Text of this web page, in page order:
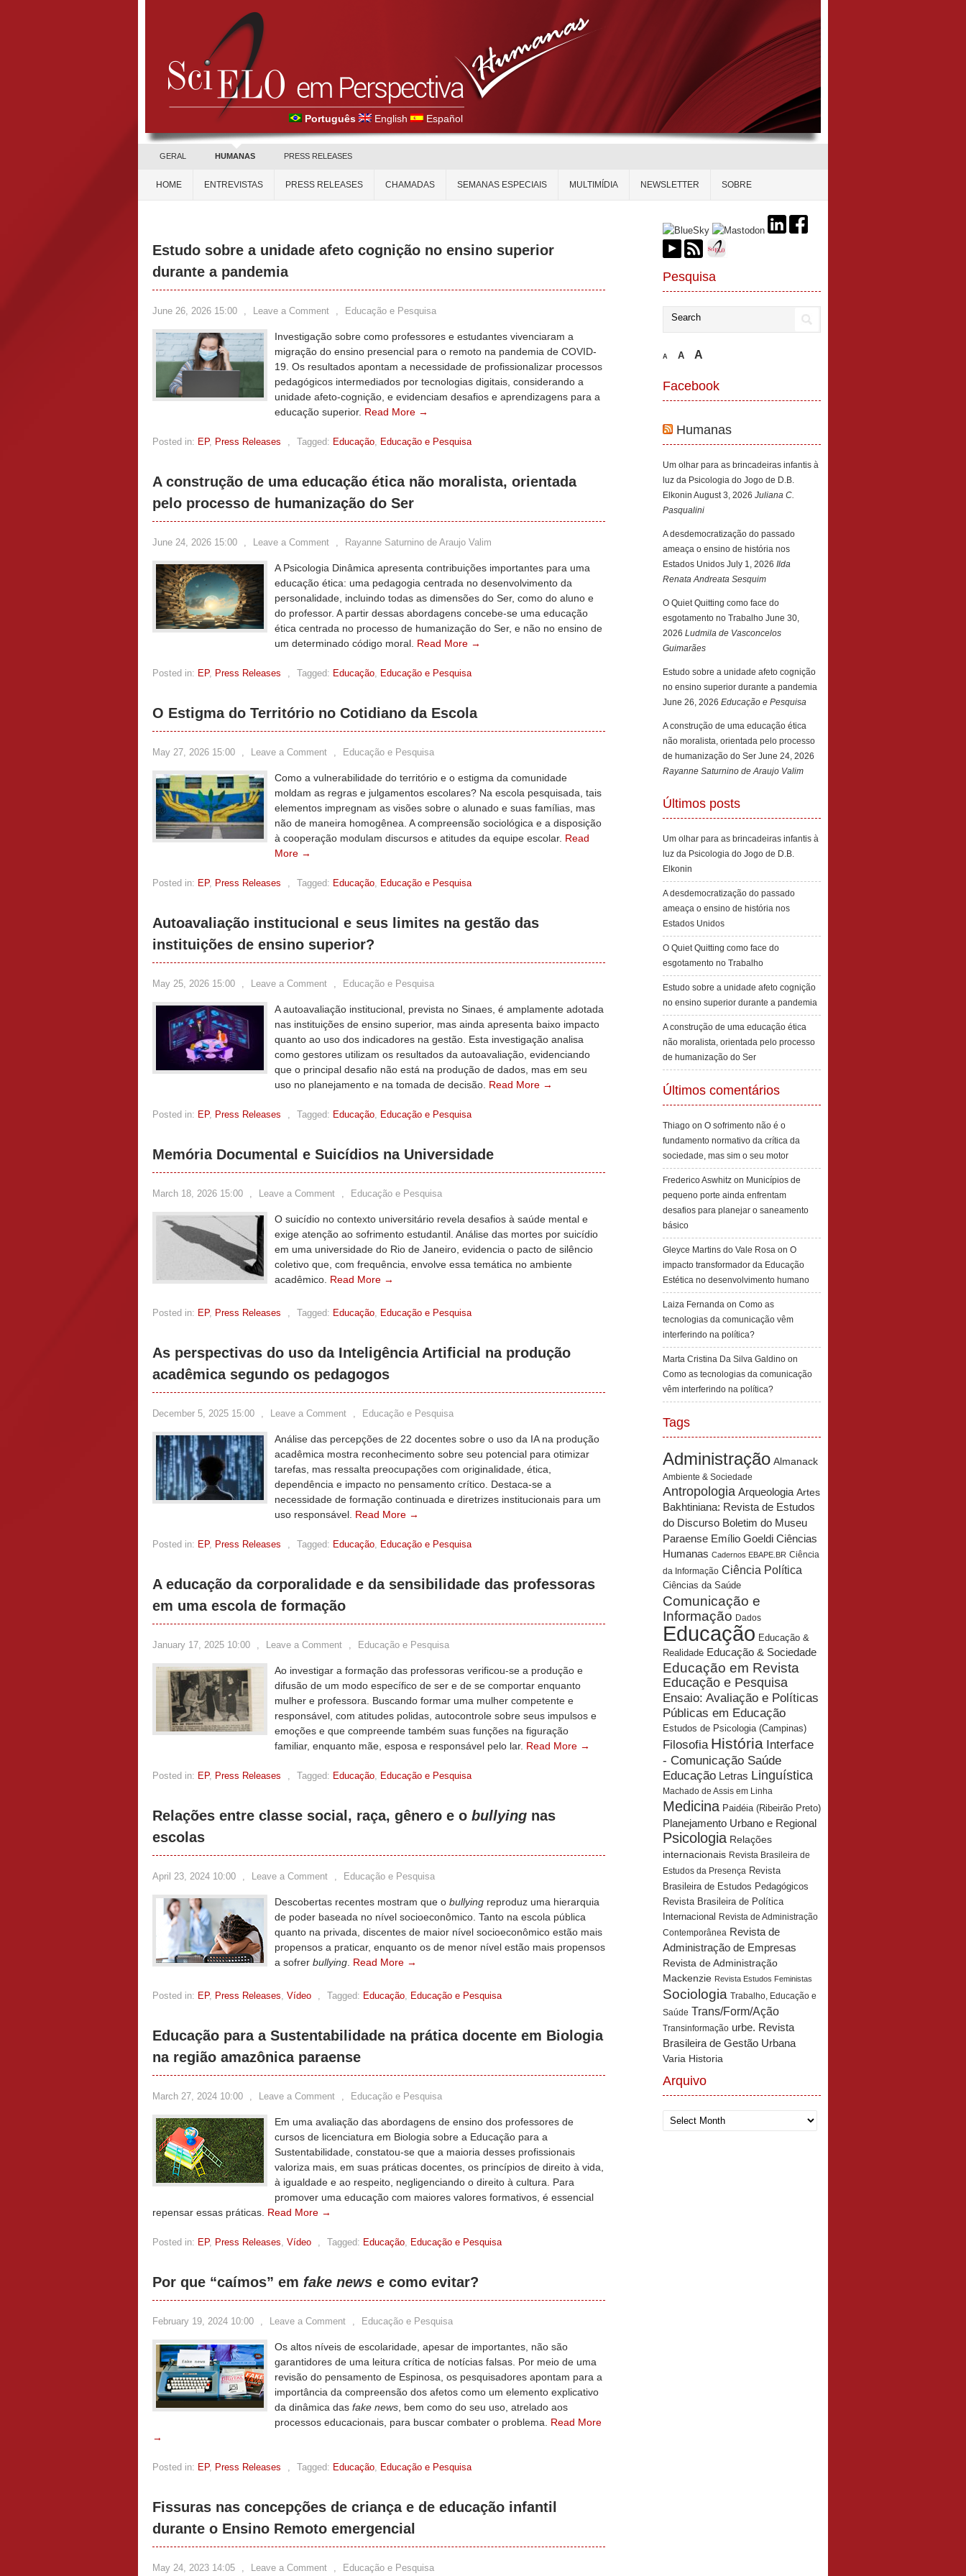
Português English Español
GERAL HUMANAS PRESS RELEASES
HOME ENTREVISTAS PRESS RELEASES CHAMADAS SEMANAS ESPECIAIS MULTIMÍDIA NEWSLETTER SOBRE
Estudo sobre a unidade afeto cognição no ensino superior
durante a pandemia
June 26, 2026 15:00 , Leave a Comment , Educação e Pesquisa
Investigação sobre como professores e estudantes vivenciaram a
migração do ensino presencial para o remoto na pandemia de COVID-
19. Os resultados apontam a necessidade de profissionalizar processos
pedagógicos intermediados por tecnologias digitais, considerando a
unidade afeto-cognição, e evidenciam desafios e aprendizagens para a
educação superior. Read More →
Posted in: EP, Press Releases , Tagged: Educação, Educação e Pesquisa
A construção de uma educação ética não moralista, orientada
pelo processo de humanização do Ser
June 24, 2026 15:00 , Leave a Comment , Rayanne Saturnino de Araujo Valim
A Psicologia Dinâmica apresenta contribuições importantes para uma
educação ética: uma pedagogia centrada no desenvolvimento da
personalidade, incluindo todas as dimensões do Ser, como do aluno e
do professor. A partir dessas abordagens concebe-se uma educação
ética centrada no processo de humanização do Ser, e não no ensino de
um determinado código moral. Read More →
Posted in: EP, Press Releases , Tagged: Educação, Educação e Pesquisa
O Estigma do Território no Cotidiano da Escola
May 27, 2026 15:00 , Leave a Comment , Educação e Pesquisa
Como a vulnerabilidade do território e o estigma da comunidade
moldam as regras e julgamentos escolares? Na escola pesquisada, tais
elementos impregnam as visões sobre o alunado e suas famílias, mas
não de maneira homogênea. A compreensão sociológica e a disposição
à cooperação modulam discursos e atitudes da equipe escolar. Read
More →
Posted in: EP, Press Releases , Tagged: Educação, Educação e Pesquisa
Autoavaliação institucional e seus limites na gestão das
instituições de ensino superior?
May 25, 2026 15:00 , Leave a Comment , Educação e Pesquisa
A autoavaliação institucional, prevista no Sinaes, é amplamente adotada
nas instituições de ensino superior, mas ainda apresenta baixo impacto
quanto ao uso dos indicadores na gestão. Esta investigação analisa
como gestores utilizam os resultados da autoavaliação, evidenciando
que o principal desafio não está na produção de dados, mas em seu
uso no planejamento e na tomada de decisão. Read More →
Posted in: EP, Press Releases , Tagged: Educação, Educação e Pesquisa
Memória Documental e Suicídios na Universidade
March 18, 2026 15:00 , Leave a Comment , Educação e Pesquisa
O suicídio no contexto universitário revela desafios à saúde mental e
exige atenção ao sofrimento estudantil. Análise das mortes por suicídio
em uma universidade do Rio de Janeiro, evidencia o pacto de silêncio
coletivo que, com frequência, envolve essa temática no ambiente
acadêmico. Read More →
Posted in: EP, Press Releases , Tagged: Educação, Educação e Pesquisa
As perspectivas do uso da Inteligência Artificial na produção
acadêmica segundo os pedagogos
December 5, 2025 15:00 , Leave a Comment , Educação e Pesquisa
Análise das percepções de 22 docentes sobre o uso da IA na produção
acadêmica mostra reconhecimento sobre seu potencial para otimizar
tarefas, mas ressalta preocupações com originalidade, ética,
dependência e impacto no pensamento crítico. Destaca-se a
necessidade de formação continuada e diretrizes institucionais para um
uso responsável. Read More →
Posted in: EP, Press Releases , Tagged: Educação, Educação e Pesquisa
A educação da corporalidade e da sensibilidade das professoras
em uma escola de formação
January 17, 2025 10:00 , Leave a Comment , Educação e Pesquisa
Ao investigar a formação das professoras verificou-se a produção e
difusão de um modo específico de ser e de se comportar enquanto
mulher e professora. Buscando formar uma mulher competente e
responsável, com atitudes polidas, autocontrole sobre seus impulsos e
emoções e que compreende também suas funções na figuração
familiar, enquanto mãe, esposa e responsável pelo lar. Read More →
Posted in: EP, Press Releases , Tagged: Educação, Educação e Pesquisa
Relações entre classe social, raça, gênero e o bullying nas
escolas
April 23, 2024 10:00 , Leave a Comment , Educação e Pesquisa
Descobertas recentes mostram que o bullying reproduz uma hierarquia
de poder baseada no nível socioeconômico. Tanto na escola pública
quanto na privada, discentes de maior nível socioeconômico estão mais
propensos a praticar, enquanto os de menor nível estão mais propensos
a sofrer bullying Read More →
Posted in: EP, Press Releases, Vídeo , Tagged: Educação, Educação e Pesquisa
Educação para a Sustentabilidade na prática docente em Biologia
na região amazônica paraense
March 27, 2024 10:00 , Leave a Comment , Educação e Pesquisa
Em uma avaliação das abordagens de ensino dos professores de
cursos de licenciatura em Biologia sobre a Educação para a
Sustentabilidade, constatou-se que a maioria desses profissionais
valoriza mais, em suas práticas docentes, os princípios de direito à vida,
à igualdade e ao respeito, negligenciando o direito à cultura. Para
promover uma educação com maiores valores formativos, é essencial
repensar essas práticas. Read More →
Posted in: EP, Press Releases, Vídeo , Tagged: Educação, Educação e Pesquisa
Por que “caímos” em fake news e como evitar?
February 19, 2024 10:00 , Leave a Comment , Educação e Pesquisa
Os altos níveis de escolaridade, apesar de importantes, não são
garantidores de uma leitura crítica de notícias falsas. Por meio de uma
revisão do pensamento de Espinosa, os pesquisadores apontam para a
importância da compreensão dos afetos como um elemento explicativo
da dinâmica das fake news , bem como do seu uso, atrelado aos
processos educacionais, para buscar combater o problema. Read More
→
Posted in: EP, Press Releases , Tagged: Educação, Educação e Pesquisa
Fissuras nas concepções de criança e de educação infantil
durante o Ensino Remoto emergencial
May 24, 2023 14:05 , Leave a Comment , Educação e Pesquisa
Pesquisa
A A A
Facebook
Humanas
Um olhar para as brincadeiras infantis à
luz da Psicologia do Jogo de D.B.
Elkonin August 3, 2026 Juliana C.
Pasqualini
A desdemocratização do passado
ameaça o ensino de história nos
Estados Unidos July 1, 2026 Ilda
Renata Andreata Sesquim
O Quiet Quitting como face do
esgotamento no Trabalho June 30,
2026 Ludmila de Vasconcelos
Guimarães
Estudo sobre a unidade afeto cognição
no ensino superior durante a pandemia
June 26, 2026 Educação e Pesquisa
A construção de uma educação ética
não moralista, orientada pelo processo
de humanização do Ser June 24, 2026
Rayanne Saturnino de Araujo Valim
Últimos posts
Um olhar para as brincadeiras infantis à
luz da Psicologia do Jogo de D.B.
Elkonin
A desdemocratização do passado
ameaça o ensino de história nos
Estados Unidos
O Quiet Quitting como face do
esgotamento no Trabalho
Estudo sobre a unidade afeto cognição
no ensino superior durante a pandemia
A construção de uma educação ética
não moralista, orientada pelo processo
de humanização do Ser
Últimos comentários
Thiago on O sofrimento não é o
fundamento normativo da crítica da
sociedade, mas sim o seu motor
Frederico Aswhitz on Municípios de
pequeno porte ainda enfrentam
desafios para planejar o saneamento
básico
Gleyce Martins do Vale Rosa on O
impacto transformador da Educação
Estética no desenvolvimento humano
Laiza Fernanda on Como as
tecnologias da comunicação vêm
interferindo na política?
Marta Cristina Da Silva Galdino on
Como as tecnologias da comunicação
vêm interferindo na política?
Tags
Administração Almanack
Ambiente & Sociedade
Antropologia Arqueologia Artes
Bakhtiniana: Revista de Estudos
do Discurso Boletim do Museu
Paraense Emílio Goeldi Ciências
Humanas Cadernos EBAPE.BR Ciência
da Informação Ciência Política
Ciências da Saúde
Comunicação e
Informação Dados
Educação Educação &
Realidade Educação & Sociedade
Educação em Revista
Educação e Pesquisa
Ensaio: Avaliação e Políticas
Públicas em Educação
Estudos de Psicologia (Campinas)
Filosofia História Interface
- Comunicação Saúde
Educação Letras Linguística
Machado de Assis em Linha
Medicina Paidéia (Ribeirão Preto)
Planejamento Urbano e Regional
Psicologia Relações
internacionais Revista Brasileira de
Estudos da Presença Revista
Brasileira de Estudos Pedagógicos
Revista Brasileira de Política
Internacional Revista de Administração
Contemporânea Revista de
Administração de Empresas
Revista de Administração
Mackenzie Revista Estudos Feministas
Sociologia Trabalho, Educação e
Saúde Trans/Form/Ação
Transinformação urbe. Revista
Brasileira de Gestão Urbana
Varia Historia
Arquivo
Arquivo